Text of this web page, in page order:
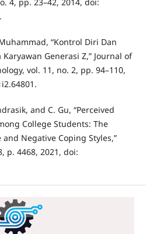
“Kontrol Diri Dan
Generasi Z,” Journal of
vol. 11, no. 2, pp. 94–110,
and C. Gu, “Perceived
College Students: The
Negative Coping Styles,”
p. 4468, 2021, doi: